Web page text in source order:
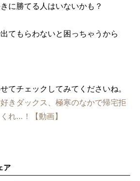
に勝てる人はいないかも？
てもらわないと困っちゃうから
てチェックしてみてくださいね。
きダックス、極寒のなかで帰宅拒
れ…！【動画】
ア